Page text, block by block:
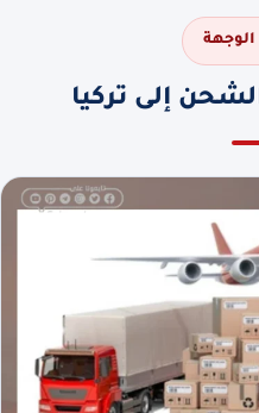
الوجهة
إلى تركيا